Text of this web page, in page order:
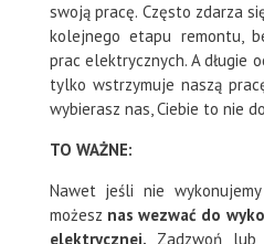
swoją pracę. Często zdarza
kolejnego etapu remontu,
prac elektrycznych. A długie
tylko wstrzymuje naszą
wybierasz nas, Ciebie to nie
TO WAŻNE:
Nawet jeśli nie
możesz nas wezwać do
elektrycznej. Zadzwoń lub